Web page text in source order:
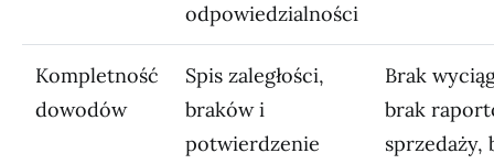
odpowiedzialności
Kompletność
dowodów
Spis zaległości,
braków i
potwierdzenie
Brak
brak
sprzedaży,